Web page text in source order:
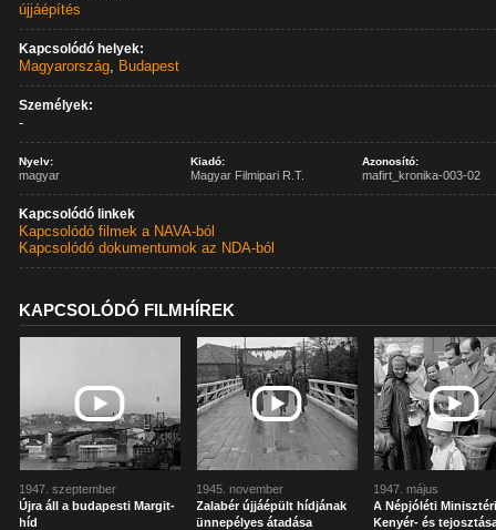
újjáépítés
Kapcsolódó helyek:
Magyarország, Budapest
Személyek:
-
Nyelv:
magyar
Kiadó:
Magyar Filmipari R.T.
Azonosító:
mafirt_kronika-003-02
Kapcsolódó linkek
Kapcsolódó filmek a NAVA-ból
Kapcsolódó dokumentumok az NDA-ból
KAPCSOLÓDÓ FILMHÍREK
1947. szeptember
Újra áll a budapesti Margit-
híd
1945. november
Zalabér újjáépült hídjának
ünnepélyes átadása
1947. május
A Népjóléti
Kenyér- és